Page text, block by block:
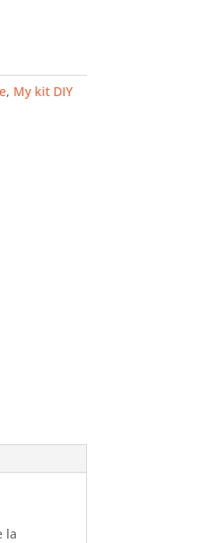
, My kit DIY
la